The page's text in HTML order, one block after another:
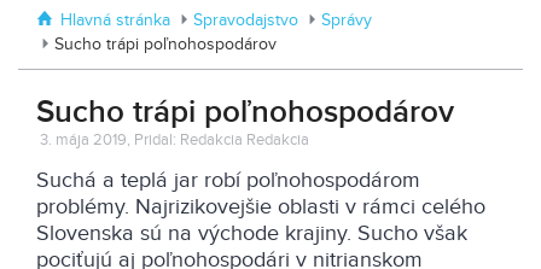
Hlavná stránka Spravodajstvo
Správy
Sucho trápi poľnohospodárov
Sucho trápi poľnohospodárov
3. mája 2019, Pridal: Redakcia Redakcia
Suchá a teplá jar robí poľnohospodárom
problémy. Najrizikovejšie oblasti v rámci celého
Slovenska sú na východe krajiny. Sucho však
pociťujú aj poľnohospodári v nitrianskom